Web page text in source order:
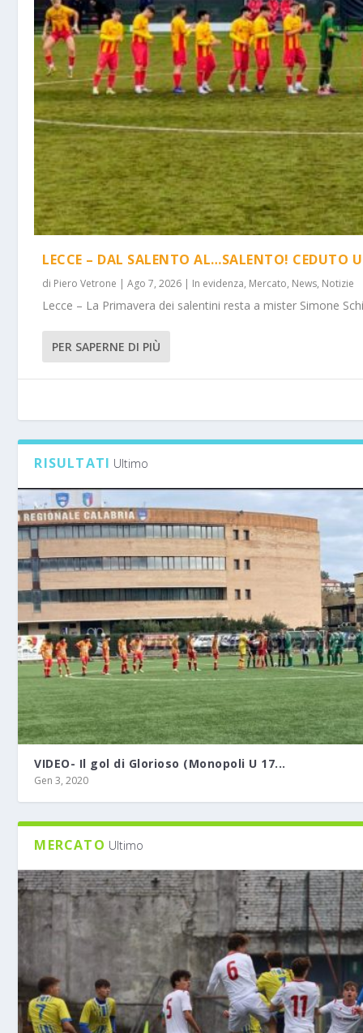
LECCE – DAL SALENTO AL…SALENTO! CEDUTO
di Piero Vetrone |Ago 7, 2026 | In evidenza, Mercato, News, Notizie
Lecce – La Primavera dei salentini resta a mister Simone
PER SAPERNE DI PIÙ
RISULTATI Ultimo
VIDEO- Il gol di Glorioso (Monopoli U 17...
Gen 3, 2020
MERCATO Ultimo